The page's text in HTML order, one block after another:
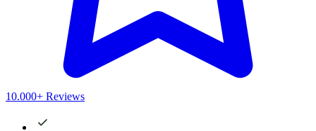
10.000+ Reviews